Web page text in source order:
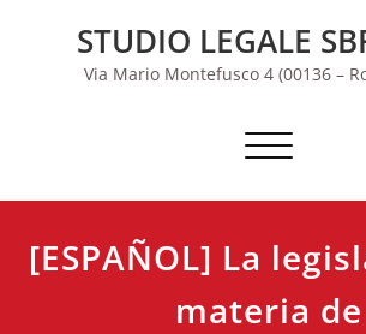
STUDIO LEGALE
Via Mario Montefusco 4 (00136 –
Commuta
[ESPAÑOL] La
materia de